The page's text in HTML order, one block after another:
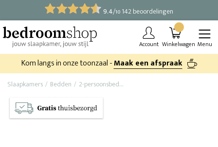
9.4/10 142 beoordelingen
Account Winkelwagen Menu
Kom langs in onze toonzaal -Maak een afspraak
Slaapkamers Bedden 2-persoonsbed